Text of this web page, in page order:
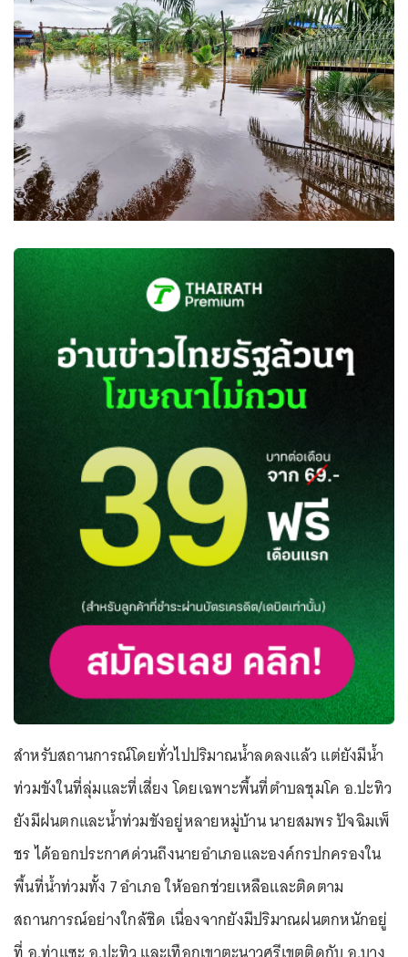
สำหรับสถานการณ์โดยทั่วไปปริมาณน้ำลดลงแล้ว แต่ยังมีน้ำ
ท่วมขังในที่ลุ่มและที่เสี่ยง โดยเฉพาะพื้นที่ตำบลชุมโค อ.ปะทิว
ยังมีฝนตกและน้ำท่วมขังอยู่หลายหมู่บ้าน นายสมพร ปัจฉิมเพ็
ชร ได้ออกประกาศด่วนถึงนายอำเภอและองค์กรปกครองใน
พื้นที่น้ำท่วมทั้ง 7 อำเภอ ให้ออกช่วยเหลือและติดตาม
สถานการณ์อย่างใกล้ชิด เนื่องจากยังมีปริมาณฝนตกหนักอยู่